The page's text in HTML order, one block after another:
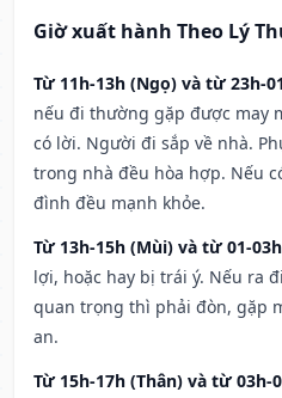
Giờ xuất hành Theo Lý
Từ 11h-13h (Ngọ) và từ 23h-
nếu đi thường gặp được may
có lời. Người đi sắp về nhà.
trong nhà đều hòa hợp. Nếu
đình đều mạnh khỏe.
Từ 13h-15h (Mùi) và từ 01-
lợi, hoặc hay bị trái ý. Nếu ra
quan trọng thì phải đòn, gặp
an.
Từ 15h-17h (Thân) và từ 03h-